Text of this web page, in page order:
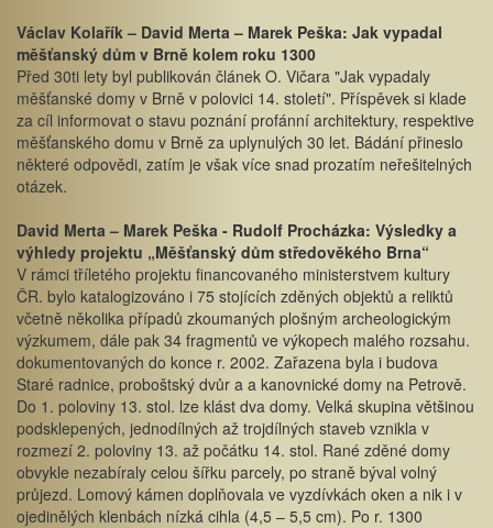
Václav Kolařík – David Merta – Marek Peška: Jak vypadal
měšťanský dům v Brně kolem roku 1300
Před 30ti lety byl publikován článek O. Vičara "Jak vypadaly
měšťanské domy v Brně v polovici 14. století". Příspěvek si klade
za cíl informovat o stavu poznání profánní architektury, respektive
měšťanského domu v Brně za uplynulých 30 let. Bádání přineslo
některé odpovědi, zatím je však více snad prozatím neřešitelných
otázek.
David Merta – Marek Peška - Rudolf Procházka: Výsledky a
výhledy projektu „Měšťanský dům středověkého Brna“
V rámci tříletého projektu financovaného ministerstvem kultury
ČR. bylo katalogizováno i 75 stojících zděných objektů a reliktů
včetně několika případů zkoumaných plošným archeologickým
výzkumem, dále pak 34 fragmentů ve výkopech malého rozsahu.
dokumentovaných do konce r. 2002. Zařazena byla i budova
Staré radnice, proboštský dvůr a a kanovnické domy na Petrově.
Do 1. poloviny 13. stol. lze klást dva domy. Velká skupina většinou
podsklepených, jednodílných až trojdílných staveb vznikla v
rozmezí 2. poloviny 13. až počátku 14. stol. Rané zděné domy
obvykle nezabíraly celou šířku parcely, po straně býval volný
průjezd. Lomový kámen doplňovala ve vyzdívkách oken a nik i v
ojedinělých klenbách nízká cihla (4,5 – 5,5 cm). Po r. 1300